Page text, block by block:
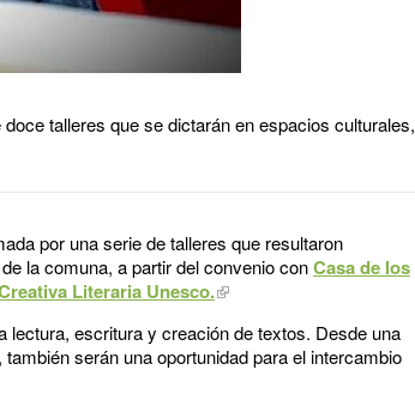
talleres que se dictarán en espacios culturales,
por una serie de talleres que resultaron
la comuna, a partir del convenio conCasa de los
Literaria Unesco.
lectura, escritura y creación de textos. Desde una
serán una oportunidad para el intercambio